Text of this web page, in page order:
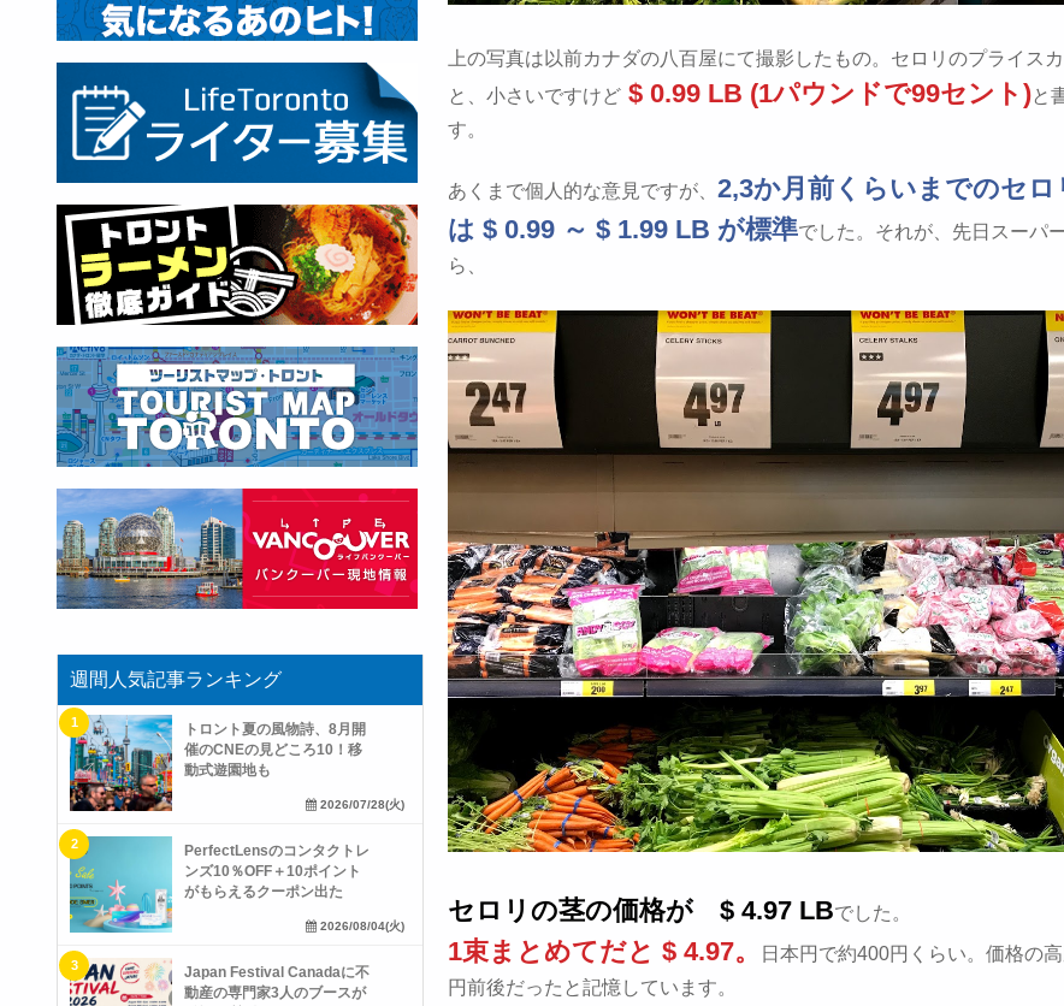
上の写真は以前カナダの八百屋にて撮影したもの。セロリのプライス
と、小さいですけど $ 0.99 LB (1パウンドで99セント)と
す。
あくまで個人的な意見ですが、 2,3か月前くらいまでのセロ
は $ 0.99 ～ $ 1.99 LB が標準でした。それが、先日スーパ
ら、
セロリの茎の価格が $ 4.97 LBでした。
1束まとめてだと $ 4.97。
日本円で約400円くらい。価格の
円前後だったと記憶しています。
週間人気記事ランキング
トロント夏の風物詩、8月開
催のCNEの見どころ10！移
動式遊園地も
2026/07/28(火)
PerfectLensのコンタクトレ
ンズ10％OFF＋10ポイント
がもらえるクーポン出た
2026/08/04(火)
Japan Festival Canadaに不
動産の専門家3人のブースが